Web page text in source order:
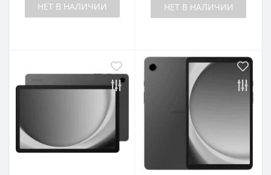
НЕТ В НАЛИЧИИ НЕТ В НАЛИЧИИ